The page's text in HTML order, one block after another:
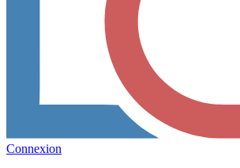
Connexion